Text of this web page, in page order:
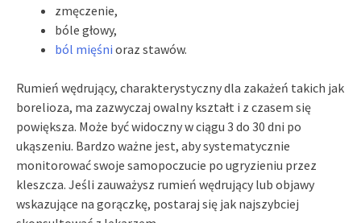
zmęczenie,
bóle głowy,
ból mięśni oraz stawów.
Rumień wędrujący, charakterystyczny dla zakażeń takich jak
borelioza, ma zazwyczaj owalny kształt i z czasem się
powiększa. Może być widoczny w ciągu 3 do 30 dni po
ukąszeniu. Bardzo ważne jest, aby systematycznie
monitorować swoje samopoczucie po ugryzieniu przez
kleszcza. Jeśli zauważysz rumień wędrujący lub objawy
wskazujące na gorączkę, postaraj się jak najszybciej